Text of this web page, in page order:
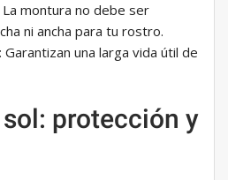
La montura no debe ser
ni ancha para tu rostro.
: Garantizan una larga vida útil de
protección y